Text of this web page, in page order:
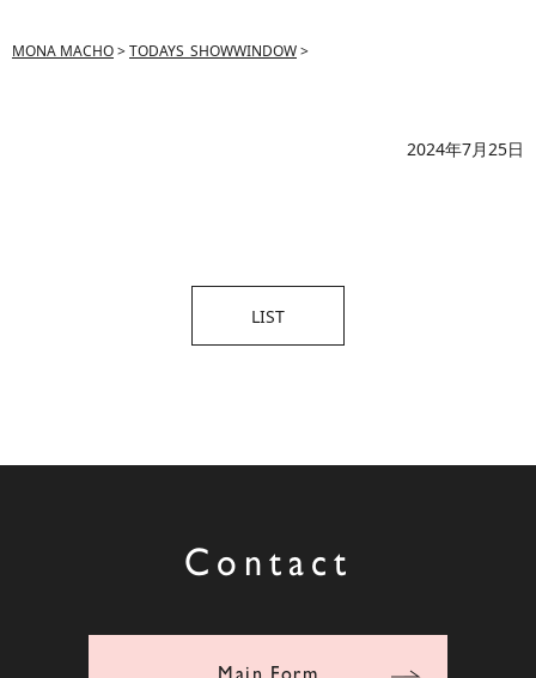
MONA MACHO>TODAYS_SHOWWINDOW>
2024年7月25日
LIST
Contact
Main Form